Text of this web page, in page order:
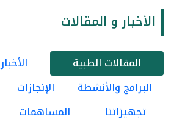
الأخبار و المقالات
المقالات الطبية الأخبار
البرامج والأنشطة
الإنجازات
تجهيزاتنا
المساهمات